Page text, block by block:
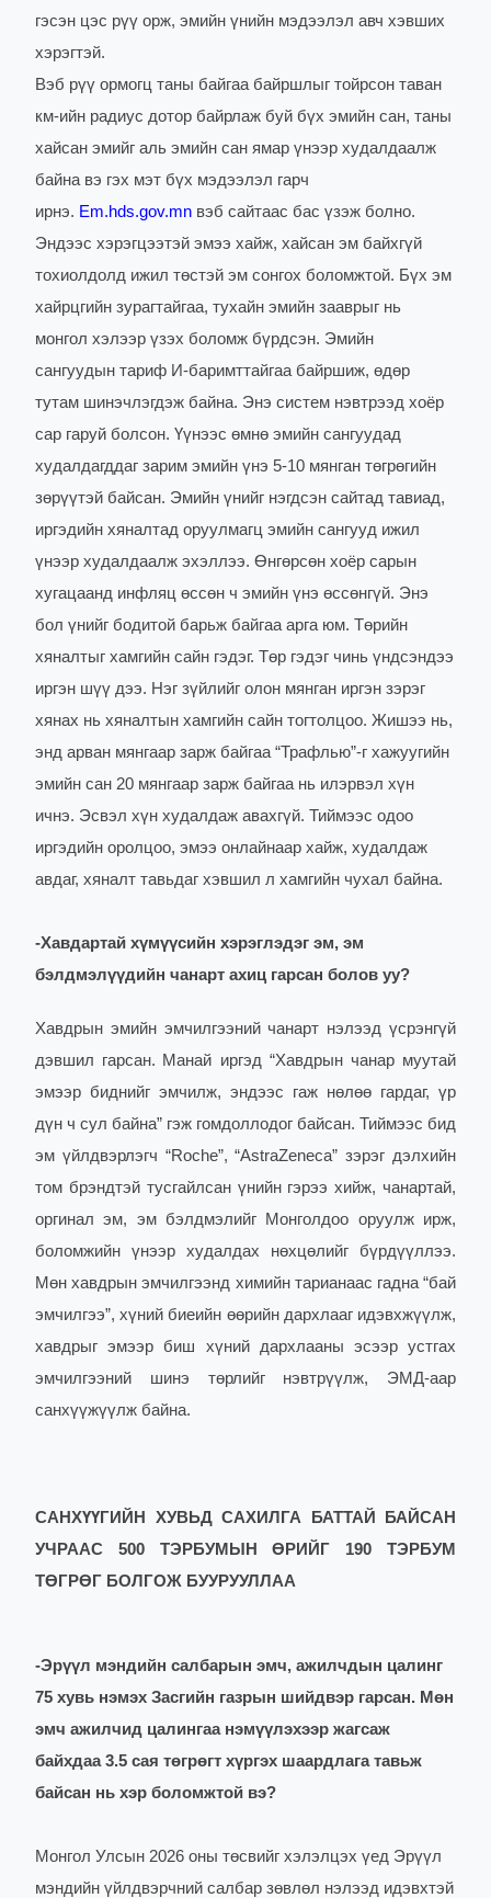
гэсэн цэс рүү орж, эмийн үнийн мэдээлэл авч хэвших
хэрэгтэй.
Вэб рүү ормогц таны байгаа байршлыг тойрсон таван
км-ийн радиус дотор байрлаж буй бүх эмийн сан, таны
хайсан эмийг аль эмийн сан ямар үнээр худалдаалж
байна вэ гэх мэт бүх мэдээлэл гарч
ирнэ. Em.hds.gov.mn вэб сайтаас бас үзэж болно.
Эндээс хэрэгцээтэй эмээ хайж, хайсан эм байхгүй
тохиолдолд ижил төстэй эм сонгох боломжтой. Бүх эм
хайрцгийн зурагтайгаа, тухайн эмийн зааврыг нь
монгол хэлээр үзэх боломж бүрдсэн. Эмийн
сангуудын тариф И-баримттайгаа байршиж, өдөр
тутам шинэчлэгдэж байна. Энэ систем нэвтрээд хоёр
сар гаруй болсон. Үүнээс өмнө эмийн сангуудад
худалдагддаг зарим эмийн үнэ 5-10 мянган төгрөгийн
зөрүүтэй байсан. Эмийн үнийг нэгдсэн сайтад тавиад,
иргэдийн хяналтад оруулмагц эмийн сангууд ижил
үнээр худалдаалж эхэллээ. Өнгөрсөн хоёр сарын
хугацаанд инфляц өссөн ч эмийн үнэ өссөнгүй. Энэ
бол үнийг бодитой барьж байгаа арга юм. Төрийн
хяналтыг хамгийн сайн гэдэг. Төр гэдэг чинь үндсэндээ
иргэн шүү дээ. Нэг зүйлийг олон мянган иргэн зэрэг
хянах нь хяналтын хамгийн сайн тогтолцоо. Жишээ нь,
энд арван мянгаар зарж байгаа “Трафлью”-г хажуугийн
эмийн сан 20 мянгаар зарж байгаа нь илэрвэл хүн
ичнэ. Эсвэл хүн худалдаж авахгүй. Тиймээс одоо
иргэдийн оролцоо, эмээ онлайнаар хайж, худалдаж
авдаг, хяналт тавьдаг хэвшил л хамгийн чухал байна.
-Хавдартай хүмүүсийн хэрэглэдэг эм, эм
бэлдмэлүүдийн чанарт ахиц гарсан болов уу?
Хавдрын эмийн эмчилгээний чанарт нэлээд үсрэнгүй
дэвшил гарсан. Манай иргэд “Хавдрын чанар муутай
эмээр биднийг эмчилж, эндээс гаж нөлөө гардаг, үр
дүн ч сул байна” гэж гомдоллодог байсан. Тиймээс бид
эм үйлдвэрлэгч “Roche”, “AstraZeneca” зэрэг дэлхийн
том брэндтэй тусгайлсан үнийн гэрээ хийж, чанартай,
оргинал эм, эм бэлдмэлийг Монголдоо оруулж ирж,
боломжийн үнээр худалдах нөхцөлийг бүрдүүллээ.
Мөн хавдрын эмчилгээнд химийн тарианаас гадна “бай
эмчилгээ”, хүний биеийн өөрийн дархлааг идэвхжүүлж,
хавдрыг эмээр биш хүний дархлааны эсээр устгах
эмчилгээний шинэ төрлийг нэвтрүүлж, ЭМД-аар
санхүүжүүлж байна.
САНХҮҮГИЙН ХУВЬД САХИЛГА БАТТАЙ БАЙСАН
УЧРААС 500 ТЭРБУМЫН ӨРИЙГ 190 ТЭРБУМ
ТӨГРӨГ БОЛГОЖ БУУРУУЛЛАА
-Эрүүл мэндийн салбарын эмч, ажилчдын цалинг
75 хувь нэмэх Засгийн газрын шийдвэр гарсан. Мөн
эмч ажилчид цалингаа нэмүүлэхээр жагсаж
байхдаа 3.5 сая төгрөгт хүргэх шаардлага тавьж
байсан нь хэр боломжтой вэ?
Монгол Улсын 2026 оны төсвийг хэлэлцэх үед Эрүүл
мэндийн үйлдвэрчний салбар зөвлөл нэлээд идэвхтэй